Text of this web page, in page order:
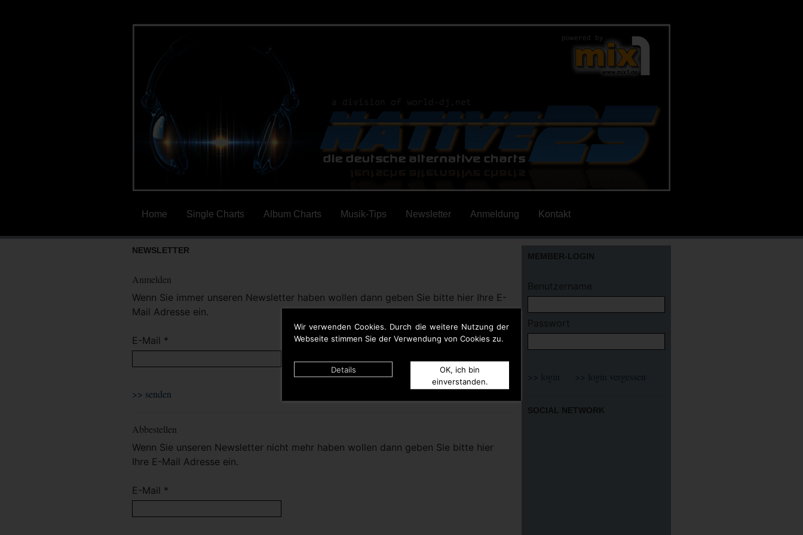
Wir verwenden Cookies. Durch die weitere Nutzung der
Webseite stimmen Sie der Verwendung von Cookies zu.
Details
OK, ich bin
einverstanden.
Home Single Charts Album Charts Musik-Tips Newsletter Anmeldung Kontakt
NEWSLETTER
Anmelden
Wenn Sie immer unseren Newsletter haben wollen dann geben Sie bitte hier Ihre E-
Mail Adresse ein.
E-Mail *
Abbestellen
Wenn Sie unseren Newsletter nicht mehr haben wollen dann geben Sie bitte hier
Ihre E-Mail Adresse ein.
E-Mail *
MEMBER-LOGIN
Benutzername
Passwort
SOCIAL NETWORK